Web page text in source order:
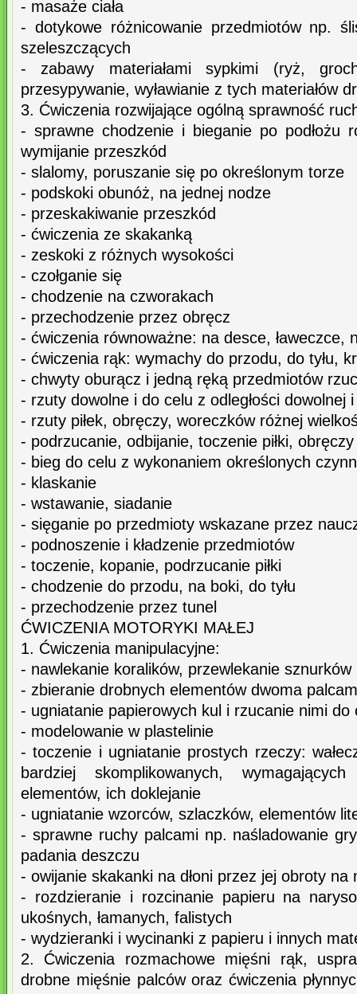
- masaże ciała
- dotykowe różnicowanie przedmiotów np.
szeleszczących
- zabawy materiałami sypkimi (ryż,
przesypywanie, wyławianie z tych materiałów
3. Ćwiczenia rozwijające ogólną sprawność
- sprawne chodzenie i bieganie po podłożu
wymijanie przeszkód
- slalomy, poruszanie się po określonym torze
- podskoki obunóż, na jednej nodze
- przeskakiwanie przeszkód
- ćwiczenia ze skakanką
- zeskoki z różnych wysokości
- czołganie się
- chodzenie na czworakach
- przechodzenie przez obręcz
- ćwiczenia równoważne: na desce, ławeczce,
- ćwiczenia rąk: wymachy do przodu, do tyłu,
- chwyty oburącz i jedną ręką przedmiotów
- rzuty dowolne i do celu z odległości dowolnej
- rzuty piłek, obręczy, woreczków różnej
- podrzucanie, odbijanie, toczenie piłki, obręczy
- bieg do celu z wykonaniem określonych
- klaskanie
- wstawanie, siadanie
- sięganie po przedmioty wskazane przez
- podnoszenie i kładzenie przedmiotów
- toczenie, kopanie, podrzucanie piłki
- chodzenie do przodu, na boki, do tyłu
- przechodzenie przez tunel
ĆWICZENIA MOTORYKI MAŁEJ
1. Ćwiczenia manipulacyjne:
- nawlekanie koralików, przewlekanie
- zbieranie drobnych elementów dwoma
- ugniatanie papierowych kul i rzucanie nimi do
- modelowanie w plastelinie
- toczenie i ugniatanie prostych rzeczy:
bardziej skomplikowanych,
elementów, ich doklejanie
- ugniatanie wzorców, szlaczków, elementów
- sprawne ruchy palcami np. naśladowanie
padania deszczu
- owijanie skakanki na dłoni przez jej obroty na
- rozdzieranie i rozcinanie papieru na
ukośnych, łamanych, falistych
- wydzieranki i wycinanki z papieru i innych
2. Ćwiczenia rozmachowe mięśni rąk,
drobne mięśnie palców oraz ćwiczenia